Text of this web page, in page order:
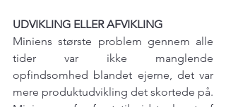
UDVIKLING ELLER AFVIKLING
Miniens største problem gennem alle
tider var ikke manglende
opfindsomhed blandet ejerne, det var
mere produktudvikling det skortede på.